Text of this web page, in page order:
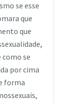
se esse
que
que
se
por cima
forma